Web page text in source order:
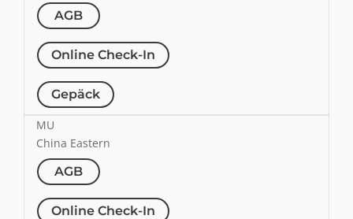
AGB
Online Check-In
Gepäck
MU
China Eastern
AGB
Online Check-In